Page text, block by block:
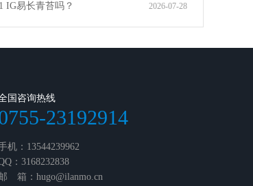
2026-07-28
IG易长青苔吗？
国咨询热线
23192914
机：13544239962
：3168232838
箱：hugo@ilanmo.cn